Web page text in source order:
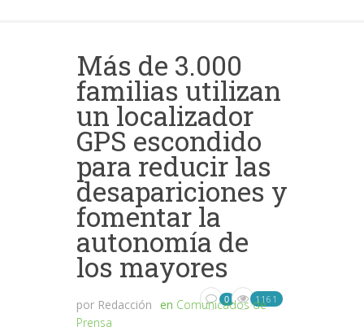
Más de 3.000
familias utilizan
un localizador
GPS escondido
para reducir las
desapariciones y
fomentar la
autonomía de
los mayores
por Redacción en Comunicados de
Prensa
0 1161